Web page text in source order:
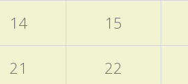
14 15
21 22